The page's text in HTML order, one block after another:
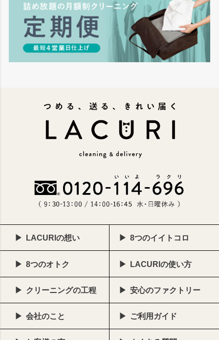
LACURIの想い 8つのイイトコロ
8つのオトク LACURIの使い方
クリーニングの工程 安心のファクトリー
会社のこと ご利用ガイド